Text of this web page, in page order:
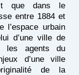
que dans le
entre 1884 et
l’espace urbain
d’une ville de
les agents du
d’une ville
de la